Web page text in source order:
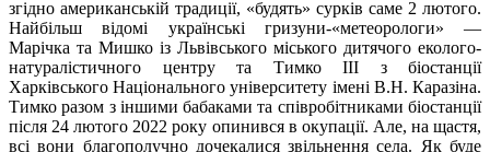
згідно американській традиції, «будять» сурків саме 2 лютого.
Найбільш відомі українські гризуни-«метеорологи» —
Марічка та Мишко із Львівського міського дитячого еколого-
натуралістичного центру та Тимко ІІІ з біостанції
Харківського Національного університету імені В.Н. Каразіна.
Тимко разом з іншими бабаками та співробітниками біостанції
після 24 лютого 2022 року опинився в окупації. Але, на щастя,
всі вони благополучно дочекалися звільнення села. Як буде